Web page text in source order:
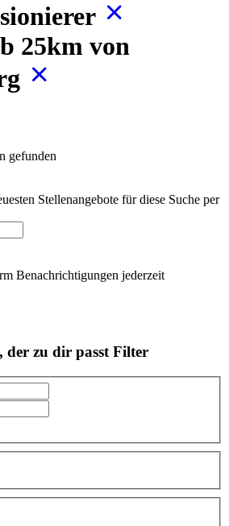
25km von
gefunden
Stellenangebote für diese Suche per
Benachrichtigungen jederzeit
der zu dir passt Filter